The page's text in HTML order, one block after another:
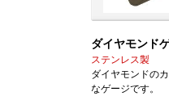
ダイヤモンド
ステンレス製
ダイヤモンドの
なゲージです。